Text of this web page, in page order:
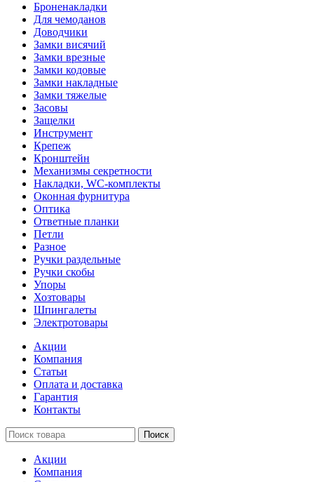
Броненакладки
Для чемоданов
Доводчики
Замки висячий
Замки врезные
Замки кодовые
Замки накладные
Замки тяжелые
Засовы
Защелки
Инструмент
Крепеж
Кронштейн
Механизмы секретности
Накладки, WC-комплекты
Оконная фурнитура
Оптика
Ответные планки
Петли
Разное
Ручки раздельные
Ручки скобы
Упоры
Хозтовары
Шпингалеты
Электротовары
Акции
Компания
Статьи
Оплата и доставка
Гарантия
Контакты
Поиск
Акции
Компания